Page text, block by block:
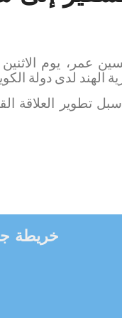
الهند لدى دولة
تطوير العلاقة
خريطة